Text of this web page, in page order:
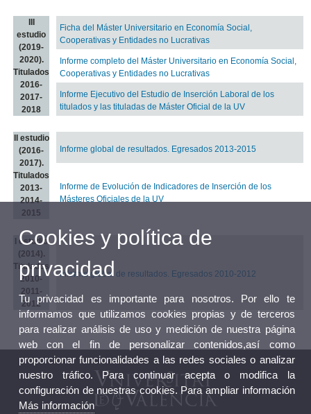
estudio
(2019-
2020).
Titulados
2016-
2017-
2018
Ficha del Máster Universitario en Economía Social,
Cooperativas y Entidades no Lucrativas
Informe completo del Máster Universitario en Economía Social,
Cooperativas y Entidades no Lucrativas
Informe Ejecutivo del Estudio de Inserción Laboral de los
titulados y las tituladas de Máster Oficial de la UV
II estudio
(2016-
2017).
Titulados
2013-
2014-
2015
Informe global de resultados. Egresados 2013-2015
Informe de Evolución de Indicadores de Inserción de los
Másteres Oficiales de la UV
I estudio
(2014).
Titulados
2010-
2011-
2012
Informe global de resultados. Egresados 2010-2012
Cookies y política de
privacidad
Tu privacidad es importante para nosotros. Por ello te
informamos que utilizamos cookies propias y de terceros
para realizar análisis de uso y medición de nuestra página
web con el fin de personalizar contenidos,así como
proporcionar funcionalidades a las redes sociales o analizar
nuestro tráfico. Para continuar acepta o modifica la
configuración de nuestras cookies. Para ampliar información
Más información